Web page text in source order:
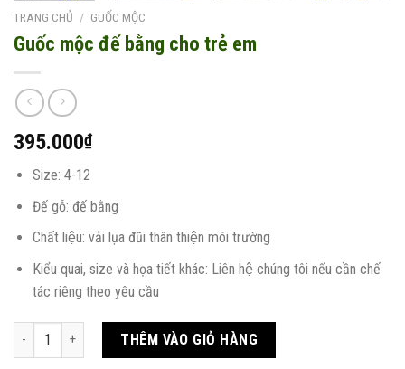
TRANG CHỦ / GUỐC MỘC
Guốc mộc đế bằng cho trẻ em
395.000₫
Size: 4-12
Đế gỗ: đế bằng
Chất liệu: vải lụa đũi thân thiện môi trường
Kiểu quai, size và họa tiết khác: Liên hệ chúng tôi nếu cần chế
tác riêng theo yêu cầu
Guốc mộc đế bằng cho trẻ em số lượng
THÊM VÀO GIỎ HÀNG